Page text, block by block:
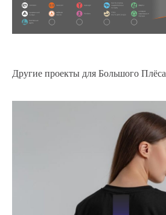
Другие проекты для Большого Плёса